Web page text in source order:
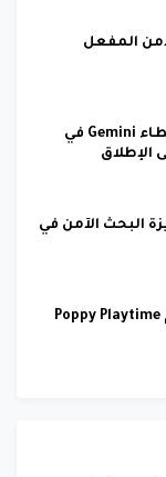
المفعل
المدير التنفيذي لجوجل: أخطاء Gemini في
الإطلاق
البحث الآمن في
تحميل لعبة بوبي بلاي تايم Poppy Playtime